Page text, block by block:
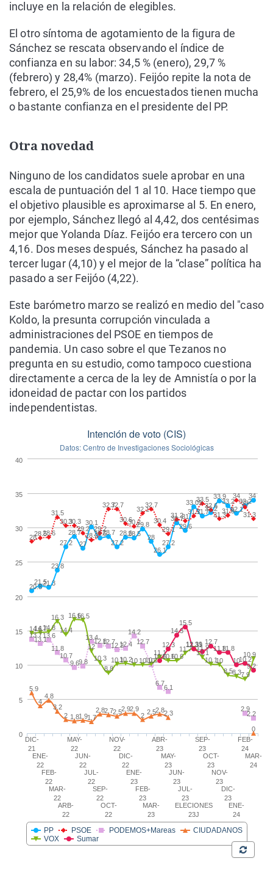
incluye en la relación de elegibles.
El otro síntoma de agotamiento de la figura de
Sánchez se rescata observando el índice de
confianza en su labor: 34,5 % (enero), 29,7 %
(febrero) y 28,4% (marzo). Feijóo repite la nota de
febrero, el 25,9% de los encuestados tienen mucha
o bastante confianza en el presidente del PP.
Otra novedad
Ninguno de los candidatos suele aprobar en una
escala de puntuación del 1 al 10. Hace tiempo que
el objetivo plausible es aproximarse al 5. En enero,
por ejemplo, Sánchez llegó al 4,42, dos centésimas
mejor que Yolanda Díaz. Feijóo era tercero con un
4,16. Dos meses después, Sánchez ha pasado al
tercer lugar (4,10) y el mejor de la “clase” política ha
pasado a ser Feijóo (4,22).
Este barómetro marzo se realizó en medio del "caso
Koldo, la presunta corrupción vinculada a
administraciones del PSOE en tiempos de
pandemia. Un caso sobre el que Tezanos no
pregunta en su estudio, como tampoco cuestiona
directamente a cerca de la ley de Amnistía o por la
idoneidad de pactar con los partidos
independentistas.